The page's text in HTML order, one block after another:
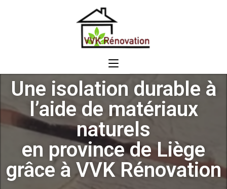
Une isolation durable à
l’aide de matériaux
naturels
en province de Liège
grâce à VVK Rénovation